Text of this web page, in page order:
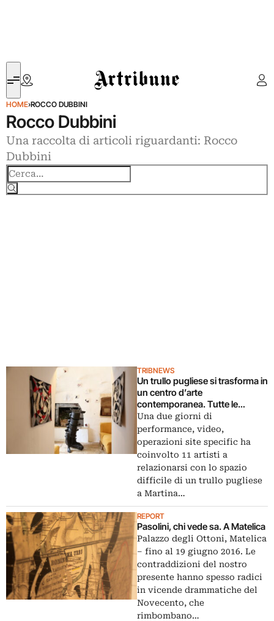
Artribune
HOME›ROCCO DUBBINI
Rocco Dubbini
Una raccolta di articoli riguardanti: Rocco
Dubbini
TRIBNEWS
Un trullo pugliese si trasforma in
un centro d’arte
contemporanea. Tutte le
immagini di Trullo 227 a Martina
Franca
Una due giorni di
performance, video,
operazioni site specific ha
coinvolto 11 artisti a
relazionarsi con lo spazio
difficile di un trullo pugliese
a Martina…
REPORT
Pasolini, chi vede sa. A Matelica
Palazzo degli Ottoni, Matelica
– fino al 19 giugno 2016. Le
contraddizioni del nostro
presente hanno spesso radici
in vicende drammatiche del
Novecento, che
rimbombano…